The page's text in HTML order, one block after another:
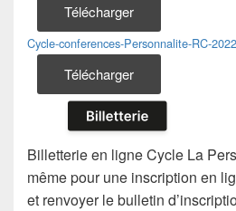
Télécharger
Cycle-conferences-Personnalite-RC-
Télécharger
Billetterie en ligne Cycle La
même pour une inscription en
et renvoyer le bulletin